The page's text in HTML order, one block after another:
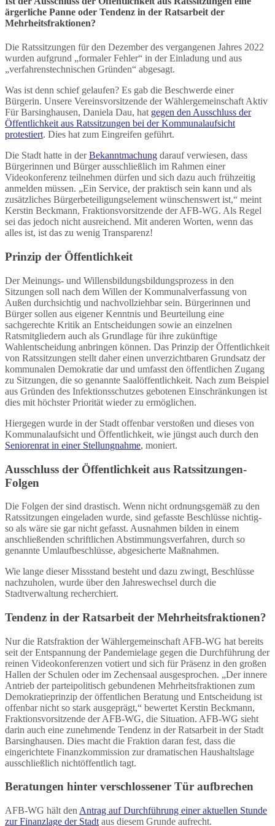
ärgerliche Panne oder Tendenz in der Ratsarbeit der
Mehrheitsfraktionen?
Die Ratssitzungen für den Dezember des vergangenen Jahres 2022
wurden aufgrund „formaler Fehler“ in der Einladung und aus
„verfahrenstechnischen Gründen“ abgesagt.
Was ist denn schief gelaufen? Es gab die Beschwerde einer
Bürgerin. Unsere Vereinsvorsitzende der Wählergemeinschaft Aktiv
Für Barsinghausen, Daniela Dau, hat gegen den Ausschluss der
Öffentlichkeit aus Ratssitzungen bei der Kommunalaufsicht
protestiert. Dies hat zum Eingreifen geführt.
Die Stadt hatte in derBekanntmachung darauf verwiesen, dass
Bürgerinnen und Bürger ausschließlich im Rahmen einer
Videokonferenz teilnehmen dürfen und sich dazu auch frühzeitig
anmelden müssen. „Ein Service, der praktisch sein kann und als
zusätzliches Bürgerbeteiligungselement wünschenswert ist,“ meint
Kerstin Beckmann, Fraktionsvorsitzende der AFB-WG. Als Regel
sei das jedoch nicht ausreichend. Mit anderen Worten, wenn das
alles ist, ist das zu wenig Transparenz!
Prinzip der Öffentlichkeit
Der Meinungs- und Willensbildungsbildungsprozess in den
Sitzungen soll nach dem Willen der Kommunalverfassung von
Außen durchsichtig und nachvollziehbar sein. Bürgerinnen und
Bürger sollen aus eigener Kenntnis und Beurteilung eine
sachgerechte Kritik an Entscheidungen sowie an einzelnen
Ratsmitgliedern auch als Grundlage für ihre zukünftige
Wahlentscheidung anbringen können. Das Prinzip der Öffentlichkeit
von Ratssitzungen stellt daher einen unverzichtbaren Grundsatz der
kommunalen Demokratie dar und umfasst den öffentlichen Zugang
zu Sitzungen, die so genannte Saalöffentlichkeit. Nach zum Beispiel
aus Gründen des Infektionsschutzes gebotenen Einschränkungen ist
dies mit höchster Priorität wieder zu ermöglichen.
Hiergegen wurde in der Stadt offenbar verstoßen und dieses von
Kommunalaufsicht und Öffentlichkeit, wie jüngst auch durch den
Seniorenrat in einer Stellungnahme, moniert.
Ausschluss der Öffentlichkeit aus Ratssitzungen-
Folgen
Die Folgen der sind drastisch. Wenn nicht ordnungsgemäß zu den
Ratssitzungen eingeladen wurde, sind gefasste Beschlüsse nichtig-
so als wäre sie gar nicht gefasst. Ausnahmen bilden in einem
anschließenden schriftlichen Abstimmungsverfahren, durch so
genannte Umlaufbeschlüsse, abgesicherte Maßnahmen.
Wie lange dieser Missstand besteht und dazu zwingt, Beschlüsse
nachzuholen, wurde über den Jahreswechsel durch die
Stadtverwaltung recherchiert.
Tendenz in der Ratsarbeit der Mehrheitsfraktionen?
Nur die Ratsfraktion der Wählergemeinschaft AFB-WG hat bereits
seit der Entspannung der Pandemielage gegen die Durchführung der
reinen Videokonferenzen votiert und sich für Präsenz in den großen
Hallen der Schulen oder im Zechensaal ausgesprochen. „Der innere
Antrieb der parteipolitisch gebundenen Mehrheitsfraktionen zum
Demokratieprinzip der öffentlichen Beratung und Entscheidung ist
offenbar nicht so stark ausgeprägt,“ bewertet Kerstin Beckmann,
Fraktionsvorsitzende der AFB-WG, die Situation. AFB-WG sieht
darin auch eine zunehmende Tendenz in der Ratsarbeit in der Stadt
Barsinghausen. Dies macht die Fraktion daran fest, dass die
eingerichtete Finanzkommission zur dramatischen Haushaltslage
ausschließlich nichtöffentlich tagt.
Beratungen hinter verschlossener Tür aufbrechen
AFB-WG hält den Antrag auf Durchführung einer aktuellen Stunde
zur Finanzlage der Stadt aus diesem Grunde aufrecht.